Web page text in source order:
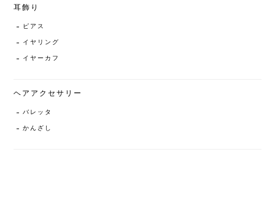
耳飾り
ピアス
イヤリング
イヤーカフ
ヘアアクセサリー
バレッタ
かんざし